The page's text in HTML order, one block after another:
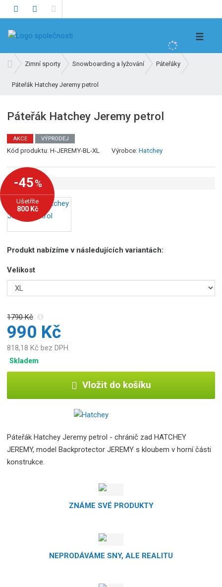
t
☰
v
o
í
t
r
n
a
Zimní sporty Snowboarding a lyžování Páteřáky
Páteřák Hatchey Jeremy petrol
Páteřák Hatchey Jeremy petrol
AKCE VÝPRODEJ
Kód produktu:H-JEREMY-BL-XL Výrobce:Hatchey
Produkt nabízíme v následujících variantách:
Velikost
-45%
Ušetříte
800 Kč
1790 Kč
990 Kč
818,18 Kč bez DPH
Skladem
Vložit do košíku
Páteřák Hatchey Jeremy petrol - chránič zad HATCHEY
JEREMY, model Backprotector JEREMY s kloubem v horní části
konstrukce.
ZNÁME SVÉ PRODUKTY
NEPRODÁVÁME SNY, ALE REALITU